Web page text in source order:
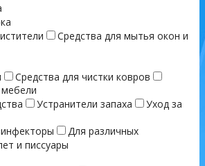
Средства для мытья окон и
Средства для чистки ковров
мебели
Устранители запаха
Уход за
Для различных
и писсуары